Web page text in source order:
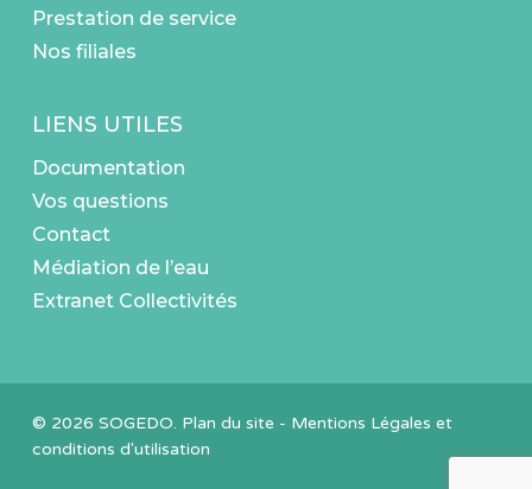
Prestation de service
Nos filiales
LIENS UTILES
Documentation
Vos questions
Contact
Médiation de l’eau
Extranet Collectivités
© 2026 SOGEDO. Plan du site - Mentions Légales et
conditions d'utilisation